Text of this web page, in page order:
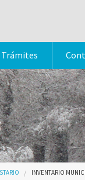
Trámites
INVENTARIO